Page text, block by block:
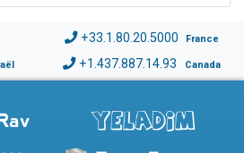
+33.1.80.20.5000 France
+1.437.887.14.93 Canada